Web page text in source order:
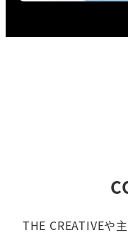
THE CREATIVEや